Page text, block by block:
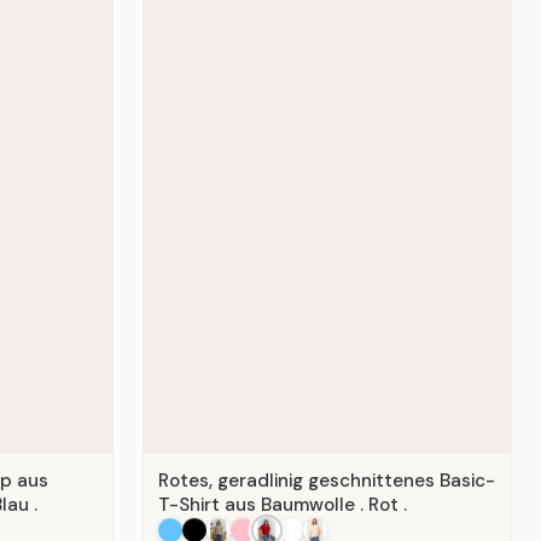
aus
.
Rotes, geradlinig geschnittenes Basic-
T-Shirt aus Baumwolle . Rot .